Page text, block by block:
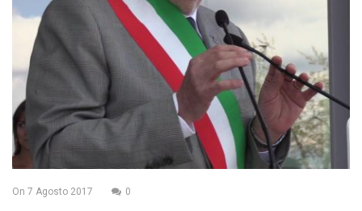
On 7 Agosto 2017 0